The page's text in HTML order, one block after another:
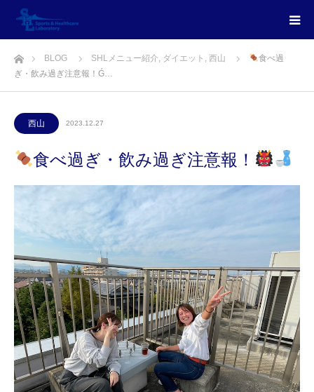
ホームBLOG SHLメニュー紹介, ダイエット , 西山
食べ過
ぎ・飲み過ぎ注意報！Ǵ…
西山 2023.12.27
食べ過ぎ・飲み過ぎ注意報！